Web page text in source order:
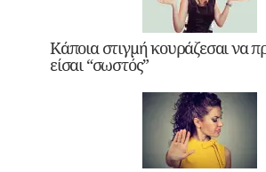
Κάποια στιγμή κουράζεσαι να
είσαι “σωστός”